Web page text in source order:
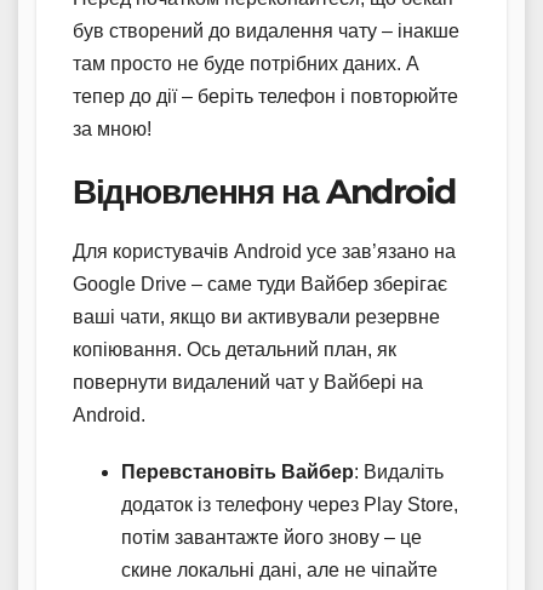
був створений до видалення чату – інакше
там просто не буде потрібних даних. А
тепер до дії – беріть телефон і повторюйте
за мною!
Відновлення на Android
Для користувачів Android усе зав’язано на
Google Drive – саме туди Вайбер зберігає
ваші чати, якщо ви активували резервне
копіювання. Ось детальний план, як
повернути видалений чат у Вайбері на
Android.
Перевстановіть Вайбер: Видаліть
додаток із телефону через Play Store,
потім завантажте його знову – це
скине локальні дані, але не чіпайте